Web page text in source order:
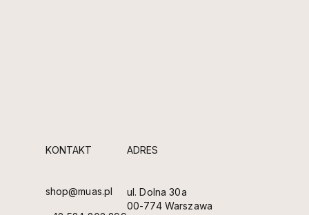
KONTAKT
shop@muas.pl
ADRES
ul. Dolna 30a
00-774 Warszawa